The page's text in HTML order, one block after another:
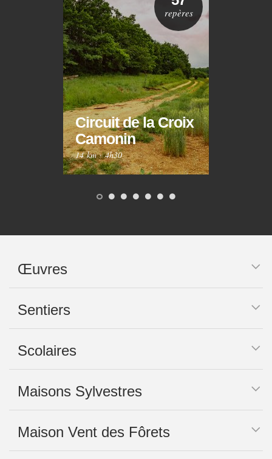
Circuit de la Croix
Camonin
14 km·4h30
repères
Œuvres
Sentiers
Scolaires
Maisons Sylvestres
Maison Vent des Fôrets